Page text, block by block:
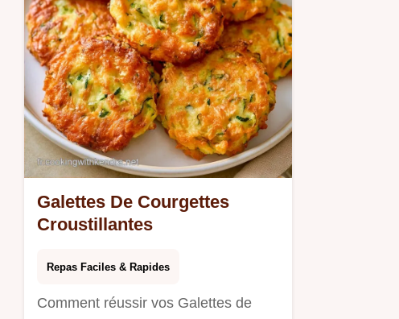
Galettes De Courgettes
Croustillantes
Repas Faciles & Rapides
Comment réussir vos Galettes de